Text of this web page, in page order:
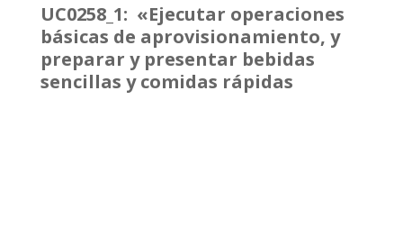
UC0258_1: «Ejecutar operaciones
básicas de aprovisionamiento, y
preparar y presentar bebidas
sencillas y comidas rápidas